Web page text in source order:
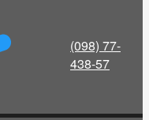
(098) 77-
438-57